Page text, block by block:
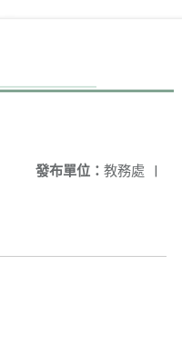
發布單位： 教務處 |